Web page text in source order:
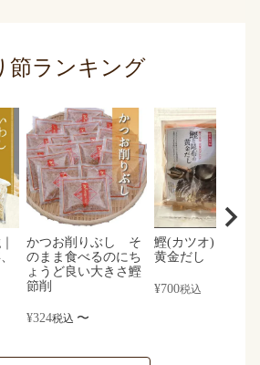
節ランキング
かつお削りぶし そ
のまま食べるのにち
ょうど良い大きさ鰹
節削
¥324税込 〜
鰹(カツオ)と昆布
黄金だし
¥700税込